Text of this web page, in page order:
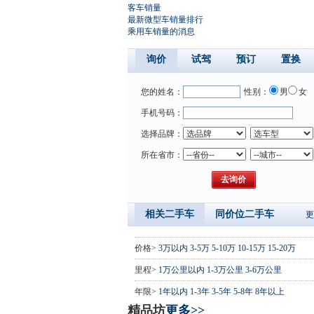
客车销量
最新微型车销量排行
乘用车销量的消息
询价 试驾 预订 置换
您的姓名： 性别： 男 女
手机号码：
选择品牌：
所在省市：
相关二手车 同价位二手车
价格> 3万以内 3-5万 5-10万 10-15万 15-20万
里程> 1万公里以内 1-3万公里 3-6万公里
年限> 1年以内 1-3年 3-5年 5-8年 8年以上
精品坊更多>>